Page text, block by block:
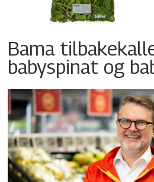
Bama
babyspinat og